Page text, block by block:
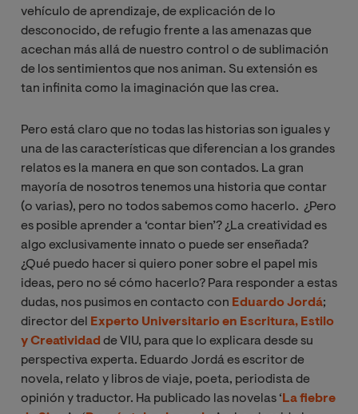
vehículo de aprendizaje, de explicación de lo
desconocido, de refugio frente a las amenazas que
acechan más allá de nuestro control o de sublimación
de los sentimientos que nos animan. Su extensión es
tan infinita como la imaginación que las crea.
Pero está claro que no todas las historias son iguales y
una de las características que diferencian a los grandes
relatos es la manera en que son contados. La gran
mayoría de nosotros tenemos una historia que contar
(o varias), pero no todos sabemos como hacerlo. ¿Pero
es posible aprender a ‘contar bien’? ¿La creatividad es
algo exclusivamente innato o puede ser enseñada?
¿Qué puedo hacer si quiero poner sobre el papel mis
ideas, pero no sé cómo hacerlo? Para responder a estas
dudas, nos pusimos en contacto con Eduardo Jordá;
director del
Experto Universitario en Escritura, Estilo
y Creatividad de VIU, para que lo explicara desde su
perspectiva experta. Eduardo Jordá es escritor de
novela, relato y libros de viaje, poeta, periodista de
opinión y traductor. Ha publicado las novelas ‘ La fiebre